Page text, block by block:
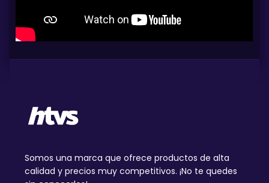
Somos una marca que ofrece productos de alta
calidad y precios muy competitivos. ¡No te quedes